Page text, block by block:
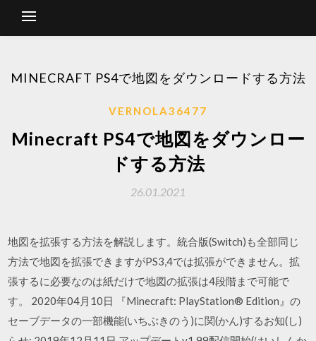
MINECRAFT PS4で地図をダウンロードする方法
VERNOLA36477
Minecraft PS4で地図をダウンロー
ドする方法
26.01.2021
地図を拡張する方法を解説します。統合版(Switch)も全部同じ
方法で地図を拡張できますがPS3,4では拡張ができません。拡
張するに必要なのは紙だけで地図の拡張は4段階まで可能で
す。 2020年04月10日 『Minecraft: PlayStation® Edition』の
セーブデータの一部機能(いちぶきのう)に関(かん)するお知(し)